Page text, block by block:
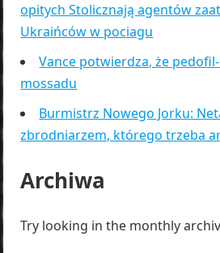
opitych Stolicznają agentów
Ukraińców w pociagu
Vance potwierdza, że
mossadu
Burmistrz Nowego Jorku:
zbrodniarzem, którego trzeba
Archiwa
Try looking in the monthly